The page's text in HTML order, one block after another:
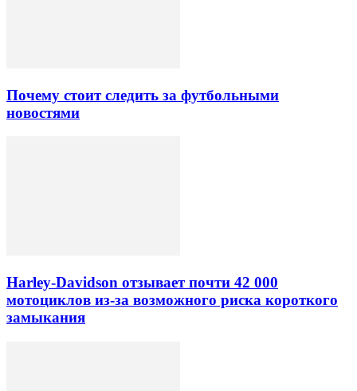
Почему стоит следить за футбольными
новостями
Harley-Davidson отзывает почти 42 000
мотоциклов из-за возможного риска короткого
замыкания